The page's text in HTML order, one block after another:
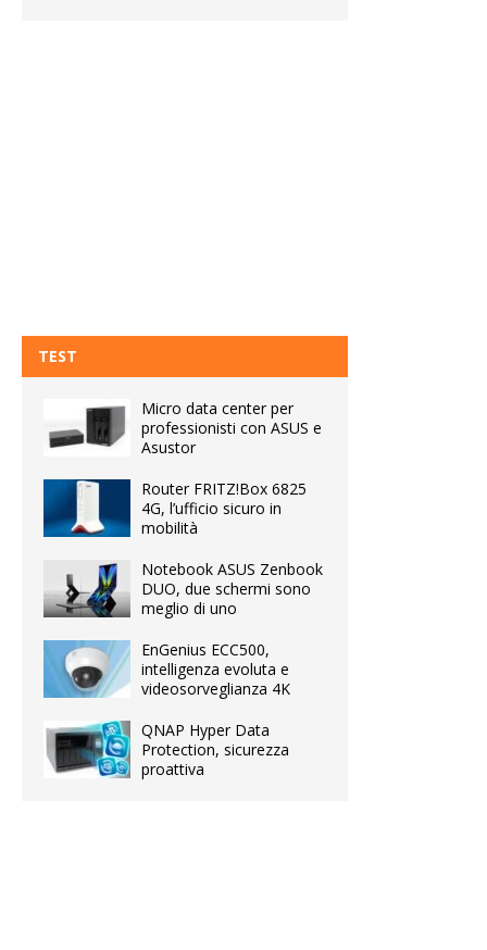
TEST
Micro data center per
professionisti con ASUS e
Asustor
Router FRITZ!Box 6825
4G, l’ufficio sicuro in
mobilità
Notebook ASUS Zenbook
DUO, due schermi sono
meglio di uno
EnGenius ECC500,
intelligenza evoluta e
videosorveglianza 4K
QNAP Hyper Data
Protection, sicurezza
proattiva